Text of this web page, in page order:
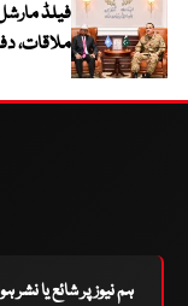
فیلڈ
ملاقات،
ہم نیوز پر شائع یا نشر